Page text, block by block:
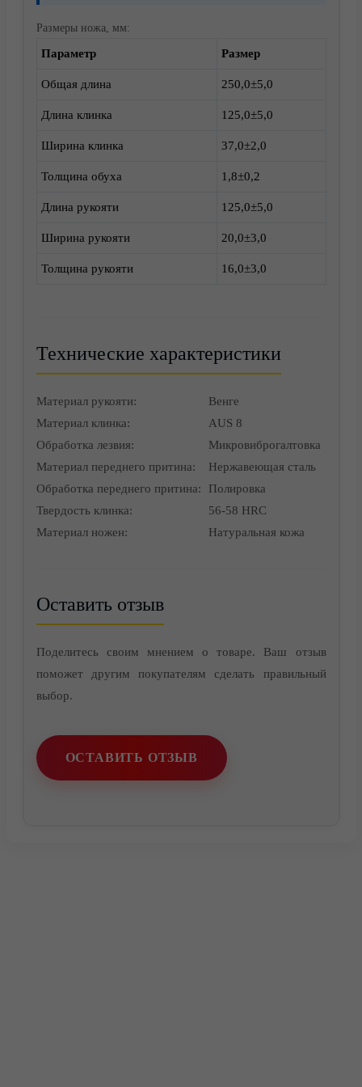
Корзина
Размеры ножа, мм:
Параметр
Размер
Общая длина 250,0±5,0
Длина клинка 125,0±5,0
Ширина клинка 37,0±2,0
Толщина обуха 1,8±0,2
Длина рукояти 125,0±5,0
Ширина рукояти 20,0±3,0
Толщина рукояти 16,0±3,0
Технические характеристики
Материал рукояти:
Венге
Материал клинка:
AUS 8
Обработка лезвия:
Микровиброгалтовка
Материал переднего притина:
Нержавеющая сталь
Обработка переднего притина:
Полировка
Твердость клинка:
56-58 HRC
Материал ножен:
Натуральная кожа
Оставить отзыв
Поделитесь своим мнением о товаре. Ваш отзыв
поможет другим покупателям сделать правильный
выбор.
ОСТАВИТЬ ОТЗЫВ